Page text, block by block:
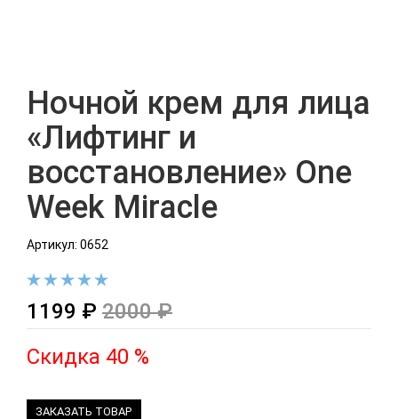
Ночной крем для лица
«Лифтинг и
восстановление» One
Week Miracle
Артикул: 0652
1199 ₽ 2000 ₽
Скидка 40 %
ЗАКАЗАТЬ ТОВАР